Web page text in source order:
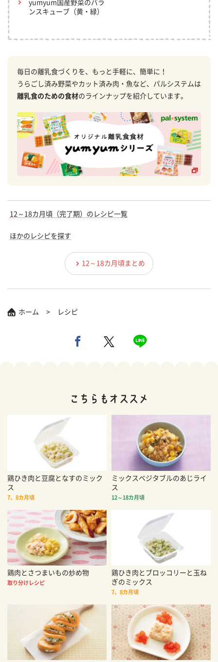
yumyum国産野菜のバラ
ンスキューブ（黄・緑）
毎日の離乳食づくりを、もっと手軽に、簡単に！
うらごし済み野菜やカット済み肉・魚など、パルシステムは
離乳食のための食材のラインナップを紹介しています。
12～18カ月頃（完了期）のレシピ一覧
ほかのレシピを探す
12～18カ月頃まとめ
ホーム レシピ
鶏ひき肉と豆腐となすのミック
ス
7、8カ月頃
ミックスベジタブルのあじライ
ス
12～18カ月頃
鶏肉とさつまいもの炒め物
取り分けレシピ
鶏ひき肉とブロッコリーと玉ね
ぎのミックス
7、8カ月頃